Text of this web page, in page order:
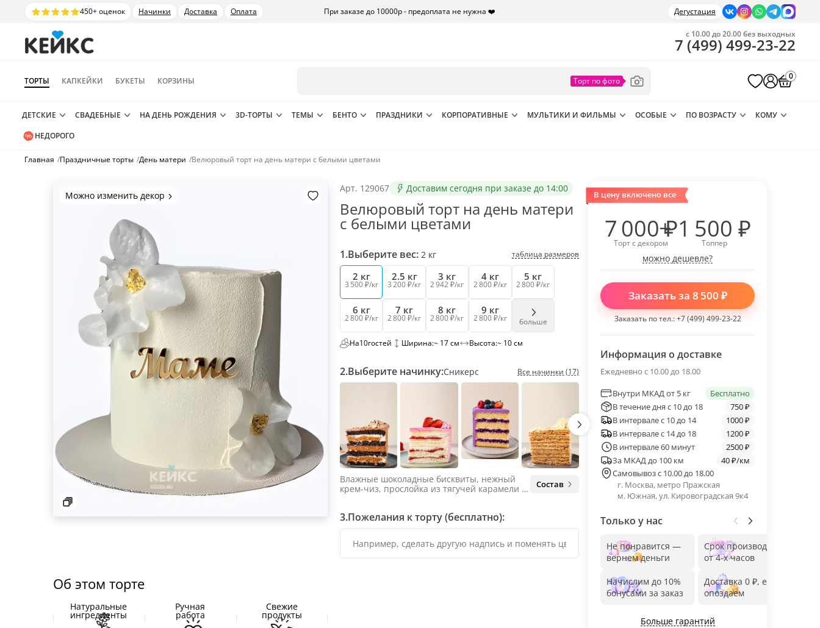
450+ оценок Начинки Доставка Оплата При заказе до 10000р - предоплата не нужна ❤️ Дегустация
ТОРТЫ КАПКЕЙКИ БУКЕТЫ КОРЗИНЫ
с 10.00 до 20.00 без выходных
7 (499) 499-23-22
0
ДЕТСКИЕ СВАДЕБНЫЕ НА ДЕНЬ РОЖДЕНИЯ 3D-ТОРТЫ ТЕМЫ БЕНТО ПРАЗДНИКИ КОРПОРАТИВНЫЕ МУЛЬТИКИ И ФИЛЬМЫ ОСОБЫЕ ПО ВОЗРАСТУ
КОМУ
НЕДОРОГО
Главная /Праздничные торты /День матери /Велюровый торт на день матери с белыми цветами
Можно изменить декор
Арт. 129067 Доставим сегодня при заказе до 14:00
Велюровый торт на день матери
с белыми цветами
1.Выберите вес: 2 кг таблица размеров
2 кг
3 500 ₽/кг
2.5 кг
3 200 ₽/кг
3 кг
2 942 ₽/кг
4 кг
2 800 ₽/кг
5 кг
2 800 ₽/кг
6 кг
2 800 ₽/кг
7 кг
2 800 ₽/кг
8 кг
2 800 ₽/кг
9 кг
2 800 ₽/кг больше
На10гостей Ширина:~ 17 см Высота:~ 10 см
2.Выберите начинку:Сникерс Все начинки (17)
Влажные шоколадные бисквиты, нежный
крем-чиз, прослойка из тягучей карамели и
карамели, не оставляя ни единого шанса
Состав
3.Пожелания к торту (бесплатно):
В цену включено все
Торт с декором
7 000 ₽ Топпер
1 500 ₽
можно дешевле?
Заказать за 8 500 ₽
Заказать по тел.:+7 (499) 499-23-22
Информация о доставке
Ежедневно с 10.00 до 18.00
Внутри МКАД от 5 кг
Бесплатно
В течение дня с 10 до 18
750 ₽
В интервале с 10 до 14
1000 ₽
В интервале с 14 до 18
1200 ₽
В интервале 60 минут
2500 ₽
За МКАД до 100 км
40 ₽/км
Самовывоз с 10.00 до 18.00
г. Москва, метро Пражская
м. Южная, ул. Кировоградская 9к4
Только у нас
Не понравится —
вернем деньги
Начислим до 10%
бонусами за заказ
Срок производства
от 4-х часов
Доставка 0 ₽, если
опоздаем
Больше гарантий
Об этом торте
Натуральные
ингредиенты
Ручная
работа
Свежие
продукты